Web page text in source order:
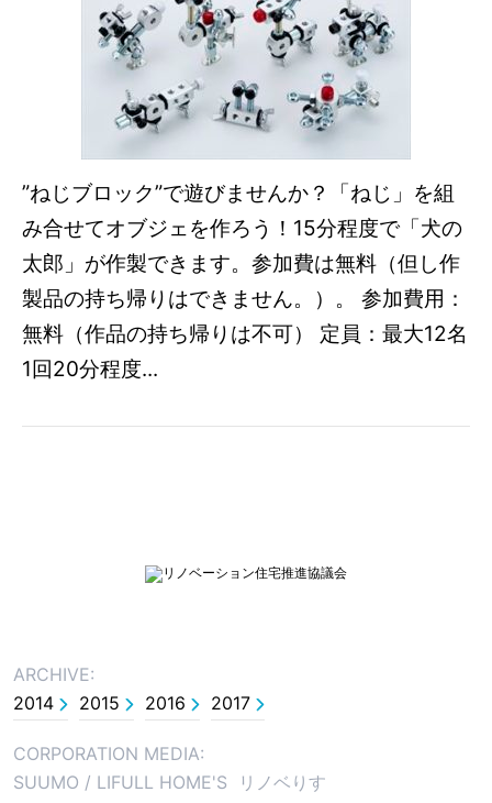
”ねじブロック”で遊びませんか？「ねじ」を組
み合せてオブジェを作ろう！15分程度で「犬の
太郎」が作製できます。参加費は無料（但し作
製品の持ち帰りはできません。）。 参加費用：
無料（作品の持ち帰りは不可） 定員：最大12名
1回20分程度...
ARCHIVE:
2014
2015 2016 2017
CORPORATION MEDIA:
SUUMO / LIFULL HOME'S リノベりす